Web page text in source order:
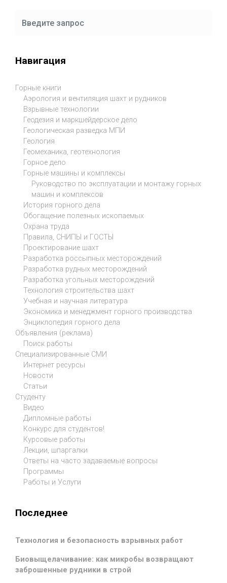
Навигация
Горные книги
Аэрология и вентиляция шахт и рудников
Взрывные технологии
Геодезия и маркшейдерское дело
Геологическая разведка МПИ
Геология
Геомеханика, геотехнология
Горное дело
Горные машины и комплексы
Руководство по эксплуатации и монтажу горных
машин и комплексов
История горного дела
Обогащение полезных ископаемых
Охрана труда
Правила, СНИПЫ и ГОСТЫ
Проектирование шахт
Разработка россыпных месторождений
Разработка рудных месторождений
Разработка угольных месторождений
Технология строительства шахт
Учебная и научная литература
Экономика и менеджмент горного производства
Энциклопедия горного дела
Объявления (реклама)
Поиск работы
Специализированные СМИ
Интернет ресурсы
Новости
Статьи
Студенту
Видео
Дипломные работы
Конкурс для студентов!
Курсовые работы
Лекции, шпаргалки
Ответы на часто задаваемые вопросы
Программы
Работы и Услуги
Последнее
Технология и безопасность взрывных работ
Биовыщелачивание: как микробы возвращают
заброшенные рудники в строй